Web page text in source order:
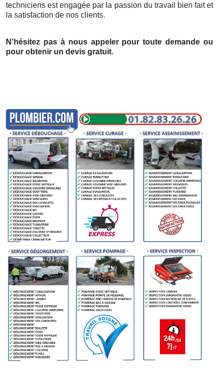
techniciens est engagée par la passion du travail bien fait et
la satisfaction de nos clients.
N'hésitez pas à nous appeler pour toute demande ou
pour obtenir un devis gratuit.